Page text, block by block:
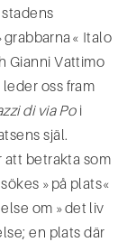
Italo
Gianni Vattimo
oss fram
di via Po i
själ.
att betrakta som
»på plats«
om »det liv
en plats där